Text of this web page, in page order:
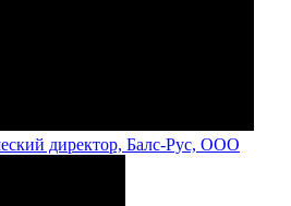
директор, Балс-Рус, ООО